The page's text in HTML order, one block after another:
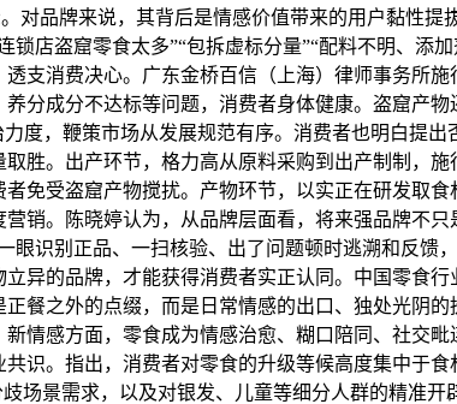
对品牌来说，其背后是情感价值带来的用户黏性
店盗窟零食太多”“包拆虚标分量”“配料不明、添
支消费决心。广东金桥百信（上海）律师事务所
分成分不达标等问题，消费者身体健康。盗窟产
度，鞭策市场从发展规范有序。消费者也明白提
胜。出产环节，格力高从原料采购到出产制制，
免受盗窟产物搅扰。产物环节，以实正在研发取
销。陈晓婷认为，从品牌层面看，将来强品牌不
眼识别正品、一扫核验、出了问题顿时逃溯和反
异的品牌，才能获得消费者实正认同。中国零食
之外的点缀，而是日常情感的出口、独处光阴
情感方面，零食成为情感治愈、糊口陪同、社交
识。指出，消费者对零食的升级等候高度集中于
场景需求，以及对银发、儿童等细分人群的精准